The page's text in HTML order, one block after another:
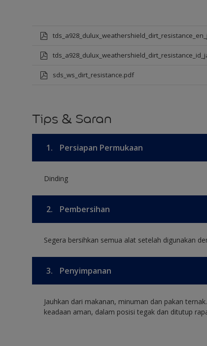
sds_ws_dirt_resistance.pdf
Tips & Saran
1. Persiapan Permukaan
Dinding
2. Pembersihan
Segera bersihkan semua alat setelah digunakan
3. Penyimpanan
Jauhkan dari makanan, minuman dan pakan
keadaan aman, dalam posisi tegak dan ditutup